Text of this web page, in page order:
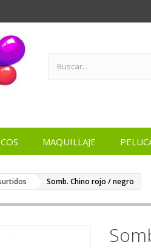
MAQUILLAJE
Somb. Chino rojo / negro